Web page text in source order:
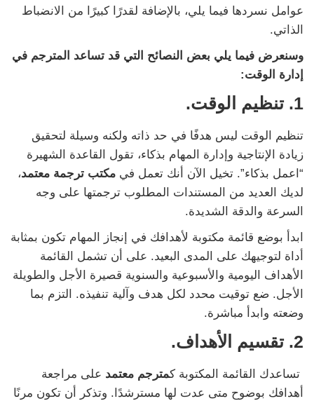
عوامل نسردها فيما يلي، بالإضافة لقدرًا كبيرًا من الانضباط
الذاتي.
وسنعرض فيما يلي بعض النصائح التي قد تساعد المترجم في
إدارة الوقت:
1. تنظيم الوقت.
تنظيم الوقت ليس هدفًا في حد ذاته ولكنه وسيلة لتحقيق
زيادة الإنتاجية وإدارة المهام بذكاء، تقول القاعدة الشهيرة
“اعمل بذكاء”. تخيل الآن أنك تعمل في مكتب ترجمة معتمد،
لديك العديد من المستندات المطلوب ترجمتها على وجه
السرعة والدقة الشديدة.
ابدأ بوضع قائمة مكتوبة لأهدافك في إنجاز المهام تكون بمثابة
أداة لتوجيهك على المدى البعيد. على أن تشمل القائمة
الأهداف اليومية والأسبوعية والسنوية قصيرة الأجل والطويلة
الأجل. ضع توقيت محدد لكل هدف وآلية تنفيذه. التزم بما
وضعته وابدأ مباشرة.
2. تقسيم الأهداف.
تساعدك القائمة المكتوبة كمترجم معتمد على مراجعة
أهدافك بوضوح متى عدت لها مسترشدًا. وتذكر أن تكون مرنًا